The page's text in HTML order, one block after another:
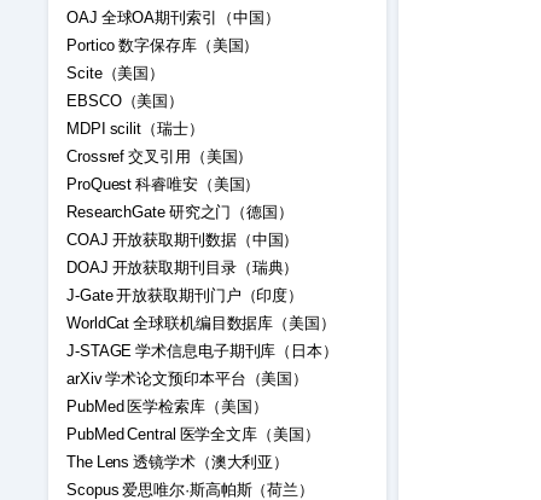
OAJ 全球OA期刊索引（中国）
Portico 数字保存库（美国）
Scite（美国）
EBSCO（美国）
MDPI scilit（瑞士）
Crossref 交叉引用（美国）
ProQuest 科睿唯安（美国）
ResearchGate 研究之门（德国）
COAJ 开放获取期刊数据（中国）
DOAJ 开放获取期刊目录（瑞典）
J-Gate 开放获取期刊门户（印度）
WorldCat 全球联机编目数据库（美国）
J-STAGE 学术信息电子期刊库（日本）
arXiv 学术论文预印本平台（美国）
PubMed 医学检索库（美国）
PubMed Central 医学全文库（美国）
The Lens 透镜学术（澳大利亚）
Scopus 爱思唯尔·斯高帕斯（荷兰）